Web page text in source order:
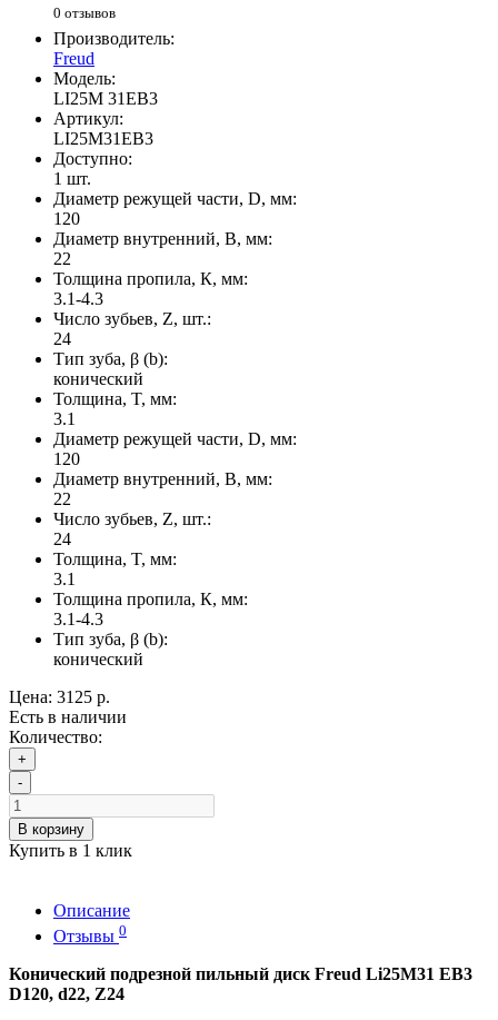
0 отзывов
Производитель:
Freud
Модель:
LI25M 31EB3
Артикул:
LI25M31EB3
Доступно:
1 шт.
Диаметр режущей части, D, мм:
120
Диаметр внутренний, B, мм:
22
Толщина пропила, К, мм:
3.1-4.3
Число зубьев, Z, шт.:
24
Тип зуба, β (b):
конический
Толщина, T, мм:
3.1
Диаметр режущей части, D, мм:
120
Диаметр внутренний, B, мм:
22
Число зубьев, Z, шт.:
24
Толщина, T, мм:
3.1
Толщина пропила, К, мм:
3.1-4.3
Тип зуба, β (b):
конический
Цена: 3125 р.
Есть в наличии
Количество:
+
-
В корзину
Купить в 1 клик
Описание
Отзывы 0
Конический подрезной пильный диск Freud Li25M31 EB3
D120, d22, Z24